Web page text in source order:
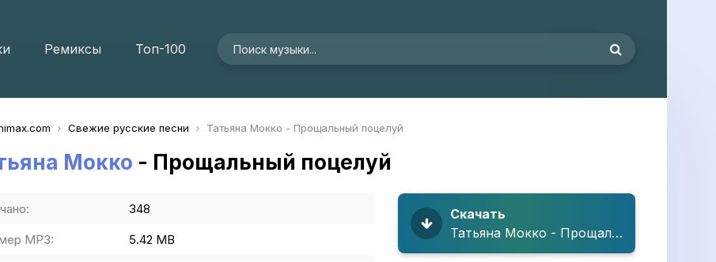
Ремиксы Топ-100
Свежие русские песни Татьяна Мокко - Прощальный поцелуй
Мокко - Прощальный поцелуй
348
MP3: 5.42 MB
Скачать
Татьяна Мокко - Прощальный поцелуй